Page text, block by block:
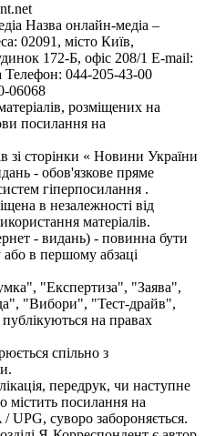
Назва онлайн-медіа –
02091, місто Київ,
172-Б, офіс 208/1 E-mail:
Телефон: 044-205-43-00
06068
розміщених на
посилання на
зі сторінки « Новини України
- обов'язкове пряме
гіперпосилання .
в незалежності від
матеріалів.
- видань) - повинна бути
або в першому абзаці
"Експертиза", "Заява",
"Вибори", "Тест-драйв",
на правах
спільно з
передрук, чи наступне
містить посилання на
UPG, суворо забороняється.